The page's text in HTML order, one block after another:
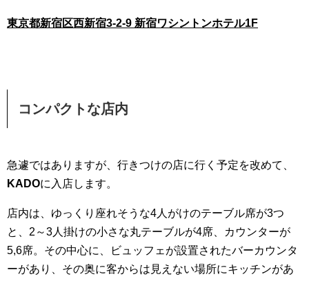
東京都新宿区西新宿3-2-9 新宿ワシントンホテル1F
コンパクトな店内
急遽ではありますが、行きつけの店に行く予定を改めて、
KADOに入店します。
店内は、ゆっくり座れそうな4人がけのテーブル席が3つ
と、2～3人掛けの小さな丸テーブルが4席、カウンターが
5,6席。その中心に、ビュッフェが設置されたバーカウンタ
ーがあり、その奥に客からは見えない場所にキッチンがあ